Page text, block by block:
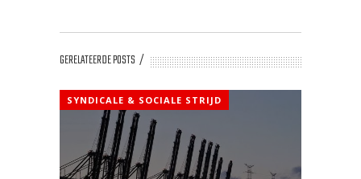
GERELATEERDE POSTS
SYNDICALE & SOCIALE STRIJD